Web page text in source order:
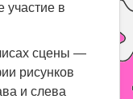
участие в
сцены —
рисунков
и слева